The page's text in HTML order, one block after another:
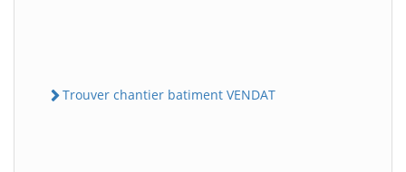
Trouver chantier batiment VENDAT